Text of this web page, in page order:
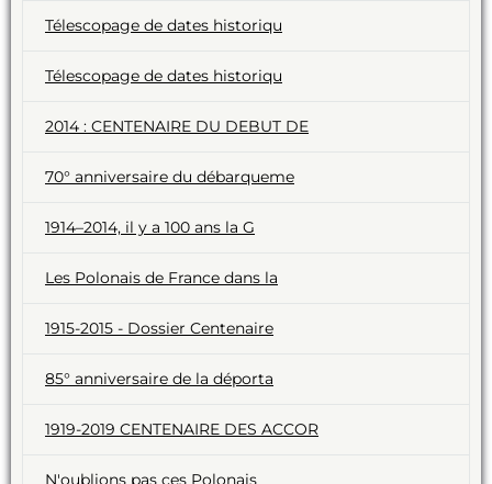
Télescopage de dates historiqu
Télescopage de dates historiqu
2014 : CENTENAIRE DU DEBUT DE
70° anniversaire du débarqueme
1914–2014, il y a 100 ans la G
Les Polonais de France dans la
1915-2015 - Dossier Centenaire
85° anniversaire de la déporta
1919-2019 CENTENAIRE DES ACCOR
N'oublions pas ces Polonais